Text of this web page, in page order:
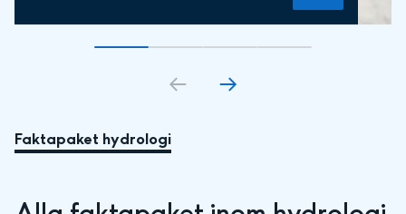
Gå till bildkort1
Gå till bildkort2
Gå till bildkort3
Gå till bildkort
Faktapaket hydrologi